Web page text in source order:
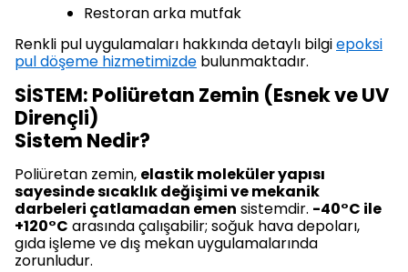
Restoran arka mutfak
Renkli pul uygulamaları hakkında detaylı bilgiepoksi
pul döşeme hizmetimizde bulunmaktadır.
SİSTEM: Poliüretan Zemin (Esnek ve UV
Dirençli)
Sistem Nedir?
Poliüretan zemin, elastik moleküler yapısı
sayesinde sıcaklık değişimi ve mekanik
darbeleri çatlamadan emen sistemdir. -40°C ile
+120°C arasında çalışabilir; soğuk hava depoları,
gıda işleme ve dış mekan uygulamalarında
zorunludur.